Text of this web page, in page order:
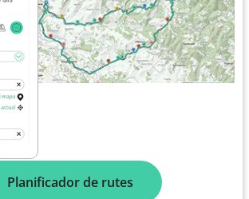
Planificador de rutes